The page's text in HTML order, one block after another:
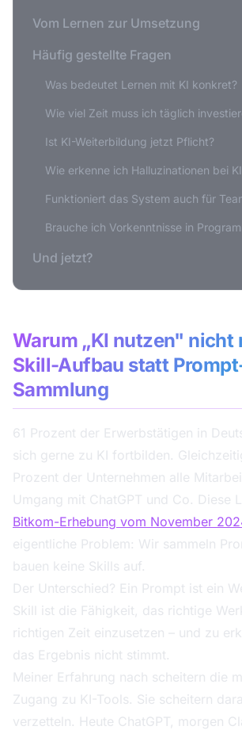
Vom Lernen zur Umsetzung
Häufig gestellte Fragen
Was bedeutet Lernen mit KI konkret?
Wie viel Zeit muss ich täglich
Ist KI-Weiterbildung jetzt Pflicht?
Wie erkenne ich Halluzinationen bei
Funktioniert das System auch für
Brauche ich Vorkenntnisse in
Und jetzt?
Warum „KI nutzen" nicht
Skill-Aufbau statt
Sammlung
61 Prozent der Erwerbstätigen in
sich gerne zu KI fortbilden.
Prozent der Unternehmen alle
Umgang mit ChatGPT und Co. Diese
Bitkom-Erhebung vom November
eigentliche Problem: Wir sammeln
bauen keine Skills auf.
Der Unterschied? Ein Prompt ist ein
Skill ist die Fähigkeit, das richtige
richtigen Zeit einzusetzen – und zu
das Ergebnis nicht stimmt.
Meiner Erfahrung nach scheitern die
Zugang zu KI-Tools. Sie scheitern
verzetteln. Heute ChatGPT, morgen